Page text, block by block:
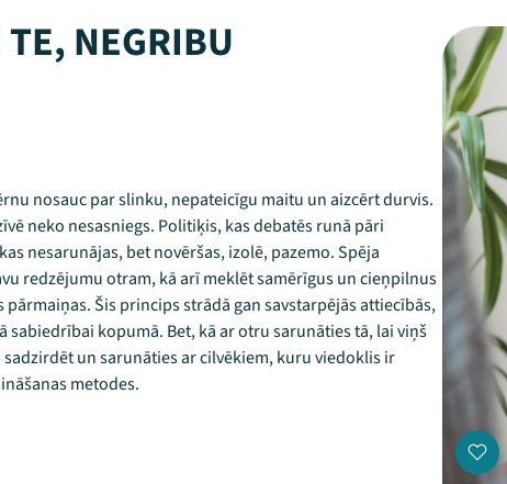
NEGRIBU
nosauc par slinku, nepateicīgu maitu un aizcērt durvis.
neko nesasniegs. Politiķis, kas debatēs runā pāri
nesarunājas, bet novēršas, izolē, pazemo. Spēja
redzējumu otram, kā arī meklēt samērīgus un cieņpilnus
Šis princips strādā gan savstarpējās attiecībās,
sabiedrībai kopumā. Bet, kā ar otru sarunāties tā, lai viņš
un sarunāties ar cilvēkiem, kuru viedoklis ir
metodes.